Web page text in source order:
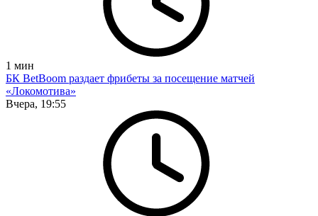
1 мин
БК BetBoom раздает фрибеты за посещение матчей
«Локомотива»
Вчера, 19:55